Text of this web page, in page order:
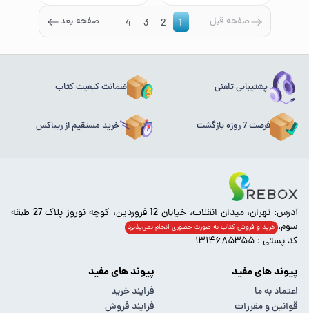
صفحه قبل 1
2
3
4 صفحه بعد
پشتیبانی تلفنی ضمانت کیفیت کتاب
فرصت 7 روزه بازگشت خرید مستقیم از ریباکس
آدرس: تهران، میدان انقلاب، خیابان 12 فروردین، کوچه نوروز پلاک 27 طبقه
سوم. خرید و فروش کتاب به صورت حضوری انجام‌ نمی‌پذیرد
کد پستی : ۱۳۱۴۶۸۵۳۵۵
پیوند های مفید
اعتماد به ما
قوانین و مقررات
پیوند های مفید
فرایند خرید
فرایند فروش